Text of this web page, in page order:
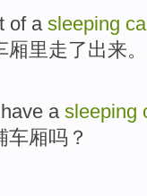
of a sleeping
厢里走了出来。
have a sleeping
车厢吗？